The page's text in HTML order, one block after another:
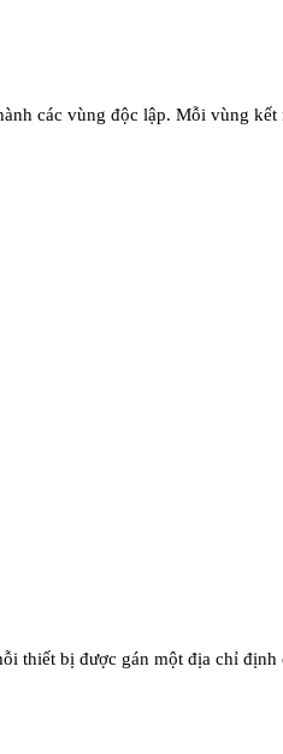
các vùng độc lập. Mỗi vùng
thiết bị được gán một địa chỉ